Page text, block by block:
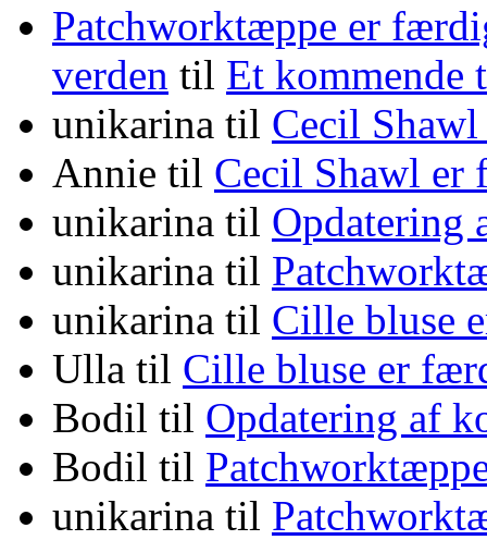
Patchworktæppe er
verden til Et
unikarina til Cecil
Annie til Cecil Shawl
unikarina til
unikarina til
unikarina til Cille bluse
Ulla til Cille bluse er
Bodil til Opdatering af
Bodil til
unikarina til